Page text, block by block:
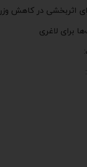
اثربخشی در کاهش
برای لاغری